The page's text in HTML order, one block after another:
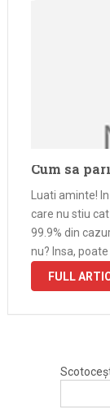
Cum sa
Luati aminte!
care nu stiu
99.9% din
nu? Insa, poate
FULL